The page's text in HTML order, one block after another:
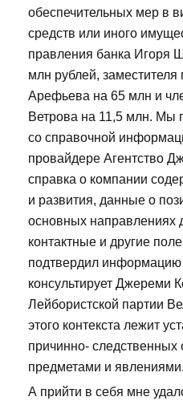
обеспечительных мер в
средств или иного
правления банка Игоря
млн рублей,
Арефьева на 65 млн и
Ветрова на 11,5 млн. Мы
со справочной
провайдере Агентство
справка о компании
и развития, данные о
основных направлениях
контактные и другие
подтвердил информацию
консультирует Джереми
Лейбористской партии
этого контекста лежит
причинно-
предметами и явлениями.
А прийти в себя мне